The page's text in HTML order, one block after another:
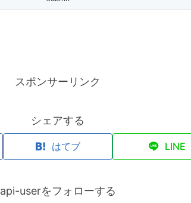
スポンサーリンク
シェアする
はてブ LINE
api-userをフォローする